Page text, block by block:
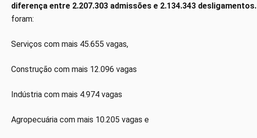
diferença entre 2.207.303 admissões e 2.134.343 desligamentos.
foram:
Serviços com mais 45.655 vagas,
Construção com mais 12.096 vagas
Indústria com mais 4.974 vagas
Agropecuária com mais 10.205 vagas e